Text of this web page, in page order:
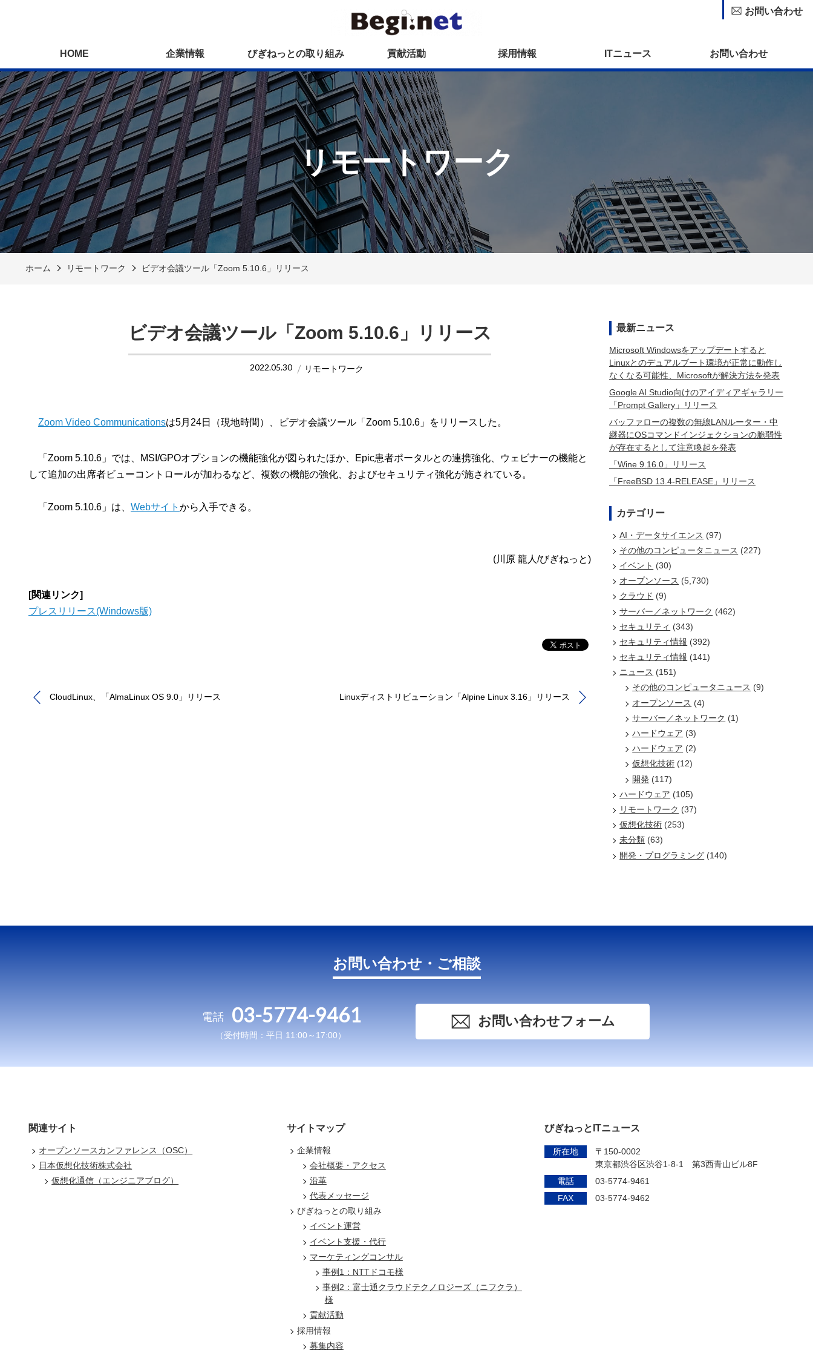
HOME 企業情報 びぎねっとの取り組み 貢献活動 採用情報 ITニュース お問い合わせ
お問い合わせ
リモートワーク
ホーム リモートワーク ビデオ会議ツール「Zoom 5.10.6」リリース
ビデオ会議ツール「Zoom 5.10.6」リリース
2022.05.30 リモートワーク
Zoom Video Communicationsは5月24日（現地時間）、ビデオ会議ツール「Zoom 5.10.6」をリリースした。
「Zoom 5.10.6」では、MSI/GPOオプションの機能強化が図られたほか、Epic患者ポータルとの連携強化、ウェビナーの機能と
して追加の出席者ビューコントロールが加わるなど、複数の機能の強化、およびセキュリティ強化が施されている。
「Zoom 5.10.6」は、 Webサイト から入手できる。
(川原 龍人/びぎねっと)
[関連リンク]
プレスリリース(Windows版)
CloudLinux、「AlmaLinux OS 9.0」リリース Linuxディストリビューション「Alpine Linux 3.16」リリース
最新ニュース
Microsoft Windowsをアップデートすると
Linuxとのデュアルブート環境が正常に動作し
なくなる可能性、Microsoftが解決方法を発表
Google AI Studio向けのアイディアギャラリー
「Prompt Gallery」リリース
バッファローの複数の無線LANルーター・中
継器にOSコマンドインジェクションの脆弱性
が存在するとして注意喚起を発表
「Wine 9.16.0」リリース
「FreeBSD 13.4-RELEASE」リリース
カテゴリー
AI・データサイエンス (97)
その他のコンピュータニュース (227)
イベント (30)
オープンソース (5,730)
クラウド (9)
サーバー／ネットワーク (462)
セキュリティ (343)
セキュリティ情報 (392)
セキュリティ情報 (141)
ニュース (151)
その他のコンピュータニュース (9)
オープンソース (4)
サーバー／ネットワーク (1)
ハードウェア (3)
ハードウェア (2)
仮想化技術 (12)
開発 (117)
ハードウェア (105)
リモートワーク (37)
仮想化技術 (253)
未分類 (63)
開発・プログラミング (140)
お問い合わせ・ご相談
電話 03-5774-9461
（受付時間：平日 11:00～17:00）
お問い合わせフォーム
関連サイト
オープンソースカンファレンス（OSC）
日本仮想化技術株式会社
仮想化通信（エンジニアブログ）
サイトマップ
企業情報
会社概要・アクセス
沿革
代表メッセージ
びぎねっとの取り組み
イベント運営
イベント支援・代行
マーケティングコンサル
事例1：NTTドコモ様
事例2：富士通クラウドテクノロジーズ（ニフクラ）
様
貢献活動
採用情報
募集内容
びぎねっとITニュース
所在地
〒150-0002
東京都渋谷区渋谷1-8-1 第3西青山ビル8F
電話
03-5774-9461
FAX
03-5774-9462